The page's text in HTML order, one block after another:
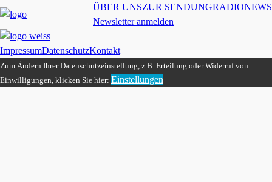
ÜBER UNSZUR SENDUNGRADIONEWS
Newsletter anmelden
ImpressumDatenschutzKontakt
Zum Ändern Ihrer Datenschutzeinstellung, z.B. Erteilung oder Widerruf von
Einwilligungen, klicken Sie hier: Einstellungen